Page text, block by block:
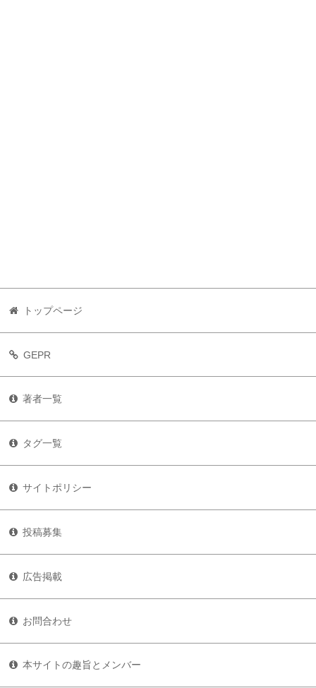
トップページ
GEPR
著者一覧
タグ一覧
サイトポリシー
投稿募集
広告掲載
お問合わせ
本サイトの趣旨とメンバー